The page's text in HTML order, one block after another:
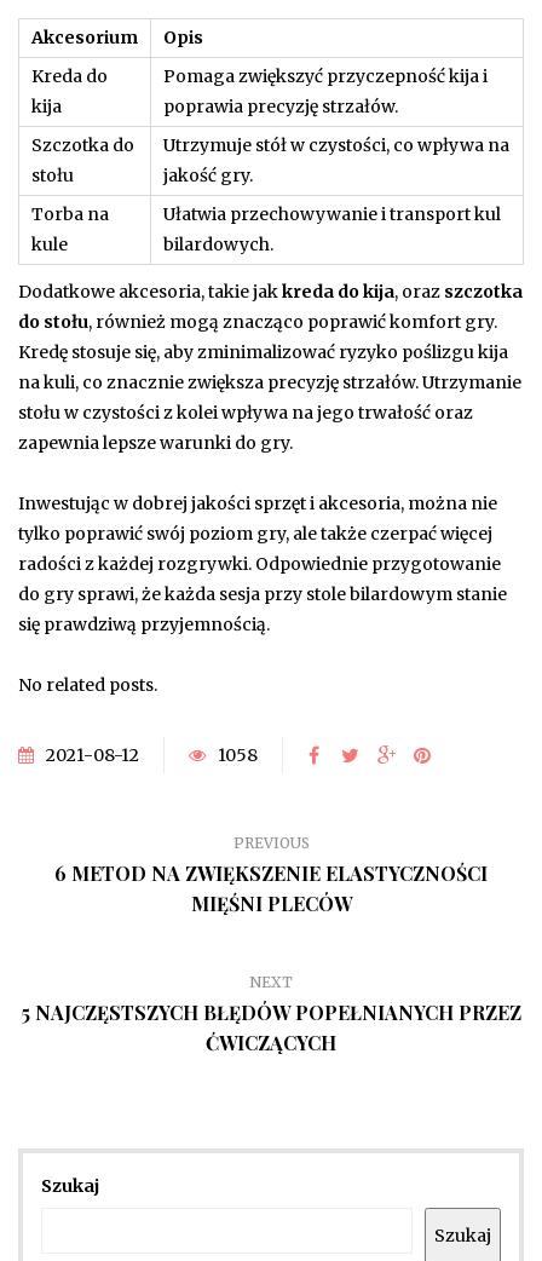
Akcesorium
Opis
Kreda do
kija
Pomaga zwiększyć przyczepność kija i
poprawia precyzję strzałów.
Szczotka do
stołu
Utrzymuje stół w czystości, co wpływa na
jakość gry.
Torba na
kule
Ułatwia przechowywanie i transport kul
bilardowych.
Dodatkowe akcesoria, takie jakkreda do kija, oraz szczotka
do stołu, również mogą znacząco poprawić komfort gry.
Kredę stosuje się, aby zminimalizować ryzyko poślizgu kija
na kuli, co znacznie zwiększa precyzję strzałów. Utrzymanie
stołu w czystości z kolei wpływa na jego trwałość oraz
zapewnia lepsze warunki do gry.
Inwestując w dobrej jakości sprzęt i akcesoria, można nie
tylko poprawić swój poziom gry, ale także czerpać więcej
radości z każdej rozgrywki. Odpowiednie przygotowanie
do gry sprawi, że każda sesja przy stole bilardowym stanie
się prawdziwą przyjemnością.
No related posts.
2021-08-12 1058
PREVIOUS
6 METOD NA ZWIĘKSZENIE ELASTYCZNOŚCI
MIĘŚNI PLECÓW
NEXT
5 NAJCZĘSTSZYCH BŁĘDÓW POPEŁNIANYCH PRZEZ
ĆWICZĄCYCH
Szukaj
Szukaj